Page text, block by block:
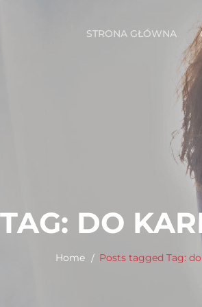
STRONA GŁÓWNA
TAG: DO
Home Posts tagged Tag: